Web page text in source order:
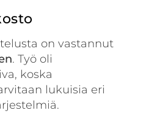
on vastannut
. Työ oli
koska
lukuisia eri